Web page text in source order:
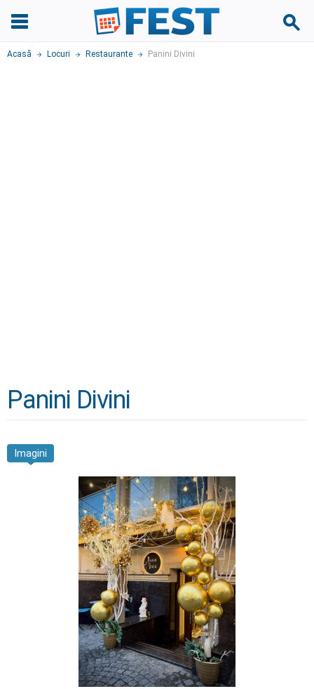
Acasă Locuri Restaurante Panini Divini
Panini Divini
Imagini